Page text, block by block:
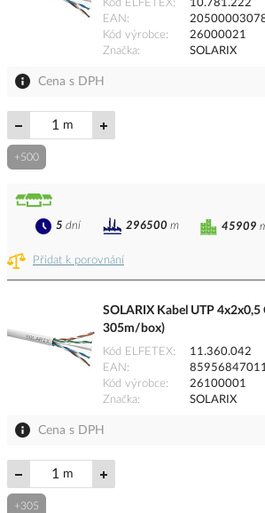
Kód ELFETEX
10.781.222
EAN
Kód výrobce
26000021
Značka
SOLARIX
Cena s DPH
m
+500
Přidat k porovnání
45909
5 dní 296500 m
SOLARIX Kabel UTP 4x2x0,5
305m/box)
Kód ELFETEX
11.360.042
EAN
Kód výrobce
26100001
Značka
SOLARIX
Cena s DPH
m
+305